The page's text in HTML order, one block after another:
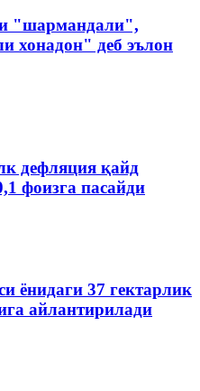
"шармандали",
хонадон" деб эълон
дефляция қайд
фоизга пасайди
ёнидаги 37 гектарлик
айлантирилади